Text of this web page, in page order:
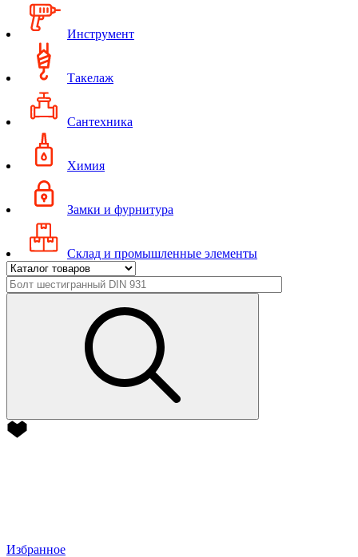
Инструмент
Такелаж
Сантехника
Химия
Замки и фурнитура
Склад и промышленные элементы
Избранное